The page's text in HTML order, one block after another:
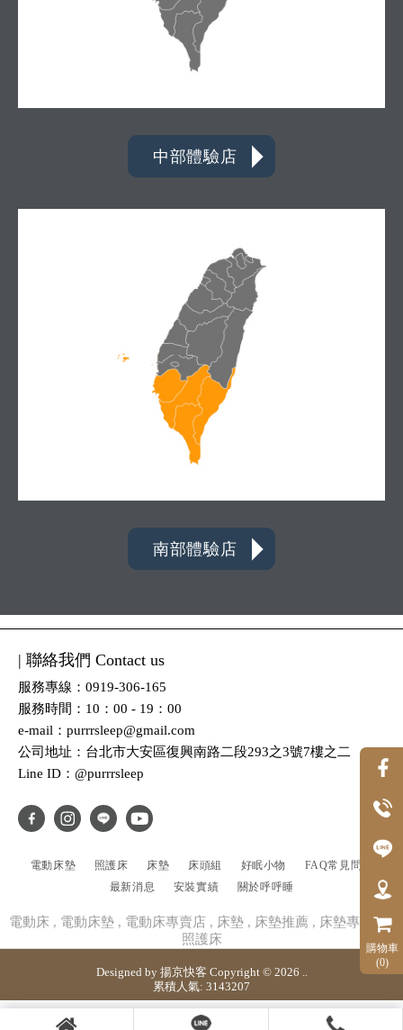
中部體驗店
南部體驗店
| 聯絡我們 Contact us
服務專線：0919-306-165
服務時間：10：00 - 19：00
e-mail：purrrsleep@gmail.com
公司地址：台北市大安區復興南路二段293之3號7樓之二
Line ID：@purrrsleep
電動床墊 照護床 床墊 床頭組 好眠小物
FAQ常見問題
最新消息
安裝實績 關於呼呼睡
購物車
(0)
電動床 電動床墊 電動床專賣店 床墊 床墊推薦
床墊專賣店
照護床
Designed by 揚京快客 Copyright © 2026 ..
累積人氣: 3143207